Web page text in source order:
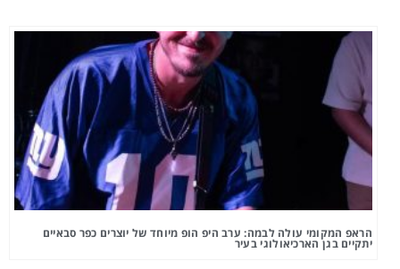
הראפ המקומי עולה לבמה: ערב היפ הופ מיוחד של יוצרים כפר סבאיים
יתקיים בגן הארכיאולוגי בעיר